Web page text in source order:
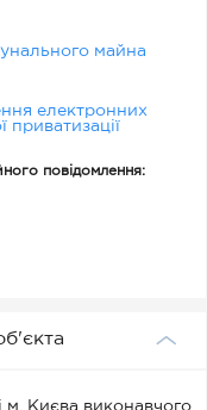
майна
електронних
приватизації
повідомлення:
м. Києва виконавчого